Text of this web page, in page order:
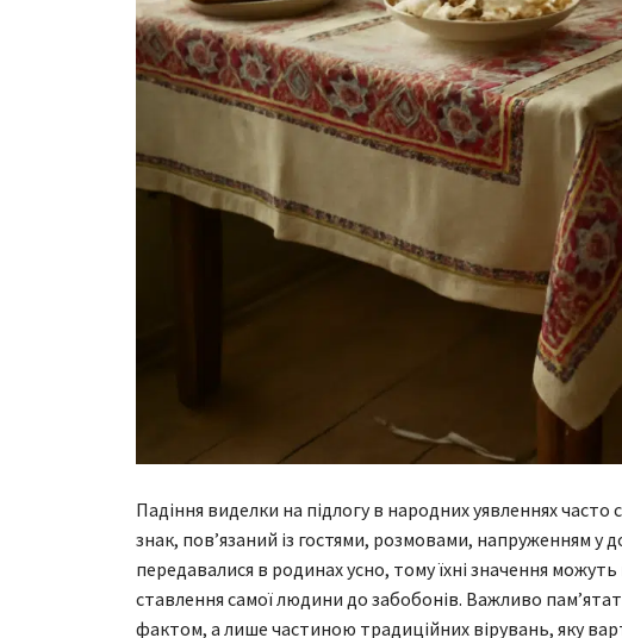
Падіння виделки на підлогу в народних уявленнях
знак, пов’язаний із гостями, розмовами, напруженням у
передавалися в родинах усно, тому їхні значення можуть
ставлення самої людини до забобонів. Важливо
фактом, а лише частиною традиційних вірувань, яку